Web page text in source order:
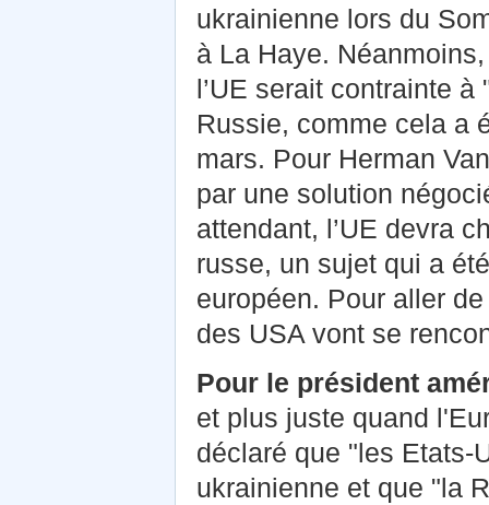
ukrainienne lors du
à La Haye.
l’UE serait contrainte
Russie, comme cela a
mars. Pour Herman
par une solution
attendant, l’UE devra
russe, un sujet qui a
européen. Pour aller de
des USA vont se
Pour le président
et plus juste quand
déclaré que "les Etats-
ukrainienne et que "la